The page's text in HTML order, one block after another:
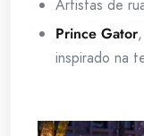
Artistas de
Prince Gator
inspirado na